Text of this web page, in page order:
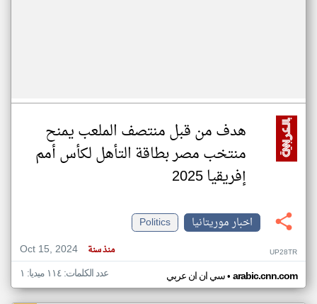
هدف من قبل منتصف الملعب يمنح
منتخب مصر بطاقة التأهل لكأس أمم
إفريقيا 2025
اخبار موريتانيا
Politics
Oct 15, 2024
منذ سنة UP28TR
سي ان ان عربي• arabic.cnn.com عدد الكلمات: ١١٤ ميديا: ١